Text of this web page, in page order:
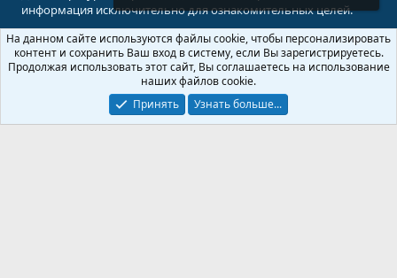
информация исключительно для ознакомительных целей.
© 2008-2026 Форум Абырвалг.нет - подводная охота, дайвинг, туризм
Перевод: XenForo.Info
На данном сайте используются файлы cookie, чтобы персонализировать
контент и сохранить Ваш вход в систему, если Вы зарегистрируетесь.
Продолжая использовать этот сайт, Вы соглашаетесь на использование
наших файлов cookie.
Принять
Узнать больше...